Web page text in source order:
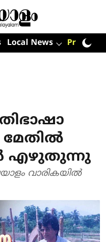
Local News Premium
എഴുതുന്നു
വാരികയില്‍